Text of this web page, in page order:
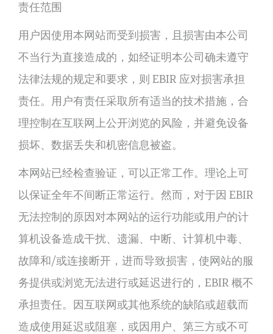
责任范围
用户因使用本网站而受到损害，且损害由本公司
不当行为直接造成的，如经证明本公司确未遵守
法律法规的规定和要求，则 EBIR 应对损害承担
责任。用户有责任采取所有适当的技术措施，合
理控制在互联网上公开浏览的风险，并避免设备
损坏、数据丢失和机密信息被盗。
本网站已经检查验证，可以正常工作。理论上可
以保证全年不间断正常运行。然而，对于因 EBIR
无法控制的原因对本网站的运行功能或用户的计
算机设备造成干扰、遗漏、中断、计算机中毒、
故障和/或连接断开，进而导致损害，使网站的服
务提供或浏览无法进行或延迟进行的，EBIR 概不
承担责任。因互联网或其他系统的缺陷或超载而
造成使用延迟或阻塞，或因用户、第三方或不可